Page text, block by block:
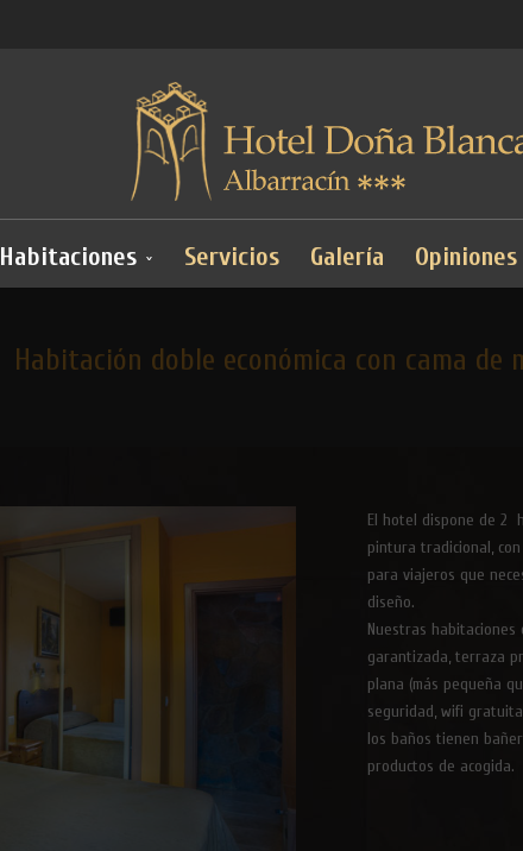
Habitaciones Servicios Galería
Habitación doble económica con cama de
El hotel dispone de 2
pintura tradicional,
para viajeros que
diseño.
Nuestras
garantizada, terraza
plana (más pequeña
seguridad, wifi
los baños tienen
productos de acogida.